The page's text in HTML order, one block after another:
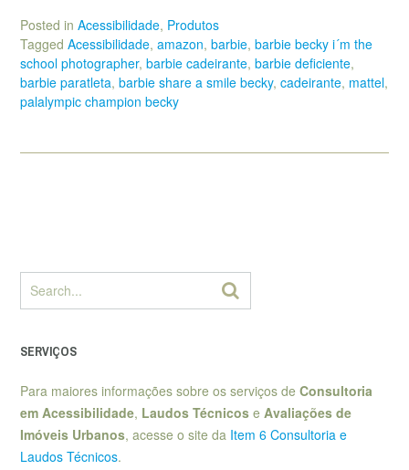
Posted in Acessibilidade, Produtos
Tagged Acessibilidade, amazon, barbie, barbie becky i´m the
school photographer, barbie cadeirante, barbie deficiente,
barbie paratleta, barbie share a smile becky, cadeirante, mattel,
palalympic champion becky
SERVIÇOS
Para maiores informações sobre os serviços de Consultoria
em Acessibilidade, Laudos Técnicos e Avaliações de
Imóveis Urbanos, acesse o site da Item 6 Consultoria e
Laudos Técnicos.